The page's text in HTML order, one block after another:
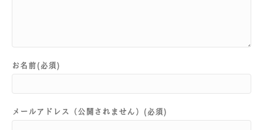
お名前(必須)
メールアドレス（公開されません）(必須)